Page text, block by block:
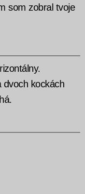
som zobral tvoje
dvoch kockách